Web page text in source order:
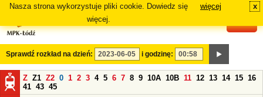
Nasza strona wykorzystuje pliki cookie. Dowiedz się
więcej.
więcej x
Sprawdź rozkład na dzień: i godzinę:
Z Z1 Z2 0 1 2 3 4 5 6 7 8 9 10A 10B 11 12 13 14 15 16
41 43 45